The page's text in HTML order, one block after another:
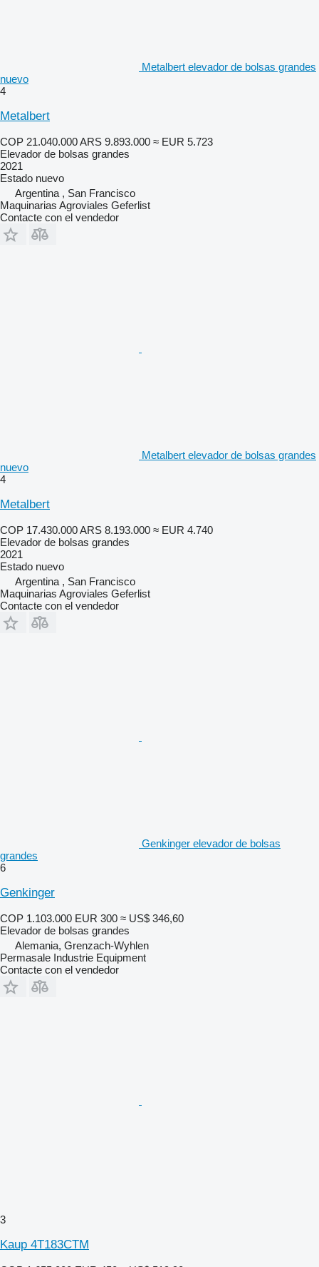
Metalbert elevador de bolsas grandes
nuevo
4
Metalbert
COP 21.040.000ARS 9.893.000 ≈ EUR 5.723
Elevador de bolsas grandes
2021
Estado nuevo
Argentina , San Francisco
Maquinarias Agroviales Geferlist
Contacte con el vendedor
Metalbert elevador de bolsas grandes
nuevo
4
Metalbert
COP 17.430.000ARS 8.193.000 ≈ EUR 4.740
Elevador de bolsas grandes
2021
Estado nuevo
Argentina , San Francisco
Maquinarias Agroviales Geferlist
Contacte con el vendedor
Genkinger elevador de bolsas
grandes
6
Genkinger
COP 1.103.000 EUR 300 ≈ US$ 346,60
Elevador de bolsas grandes
Alemania, Grenzach-Wyhlen
Permasale Industrie Equipment
Contacte con el vendedor
3
Kaup 4T183CTM